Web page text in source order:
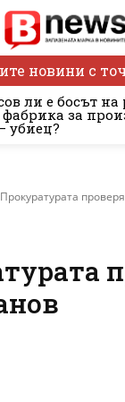
новини с
ли е босът на
за
убиец?
Прокуратурата